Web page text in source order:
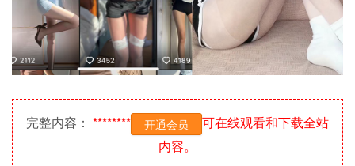
完整内容： ******** 开通会员
可在线观看和下载全站
内容。